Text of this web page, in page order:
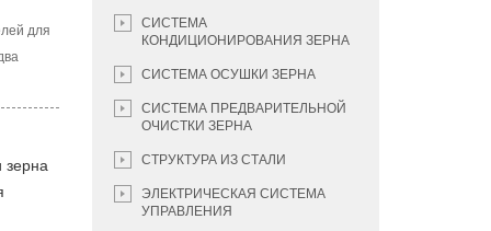
для
с
зерна
СИСТЕМА
КОНДИЦИОНИРОВАНИЯ ЗЕРНА
СИСТЕМА ОСУШКИ ЗЕРНА
СИСТЕМА ПРЕДВАРИТЕЛЬНОЙ
ОЧИСТКИ ЗЕРНА
СТРУКТУРА ИЗ СТАЛИ
ЭЛЕКТРИЧЕСКАЯ СИСТЕМА
УПРАВЛЕНИЯ